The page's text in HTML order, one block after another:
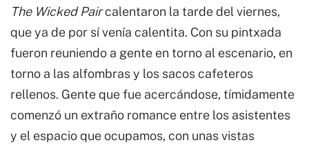
The Wicked Paircalentaron la tarde del viernes,
que ya de por sí venía calentita. Con su pintxada
fueron reuniendo a gente en torno al escenario, en
torno a las alfombras y los sacos cafeteros
rellenos. Gente que fue acercándose, tímidamente
comenzó un extraño romance entre los asistentes
y el espacio que ocupamos, con unas vistas